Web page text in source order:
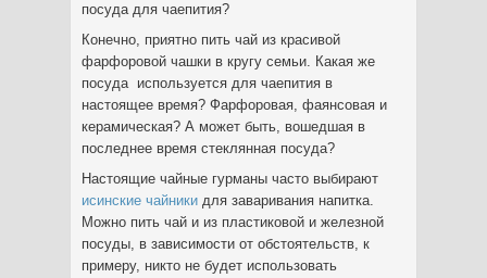
посуда для чаепития?
Конечно, приятно пить чай из красивой
фарфоровой чашки в кругу семьи. Какая же
посуда используется для чаепития в
настоящее время? Фарфоровая, фаянсовая и
керамическая? А может быть, вошедшая в
последнее время стеклянная посуда?
Настоящие чайные гурманы часто выбирают
исинские чайники для заваривания напитка.
Можно пить чай и из пластиковой и железной
посуды, в зависимости от обстоятельств, к
примеру, никто не будет использовать